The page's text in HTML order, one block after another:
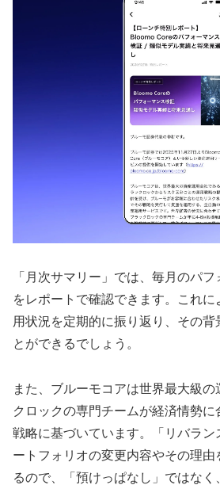
「月次サマリー」では、毎月のパ
をレポートで確認できます。これ
用状況を定期的に振り返り、その背
とができるでしょう。
また、ブルーモコアは世界最大級
クロックの専門チームが経済情勢
戦略に基づいています。「リバラン
ートフォリオの変更内容やその理
るので、「預けっぱなし」ではな